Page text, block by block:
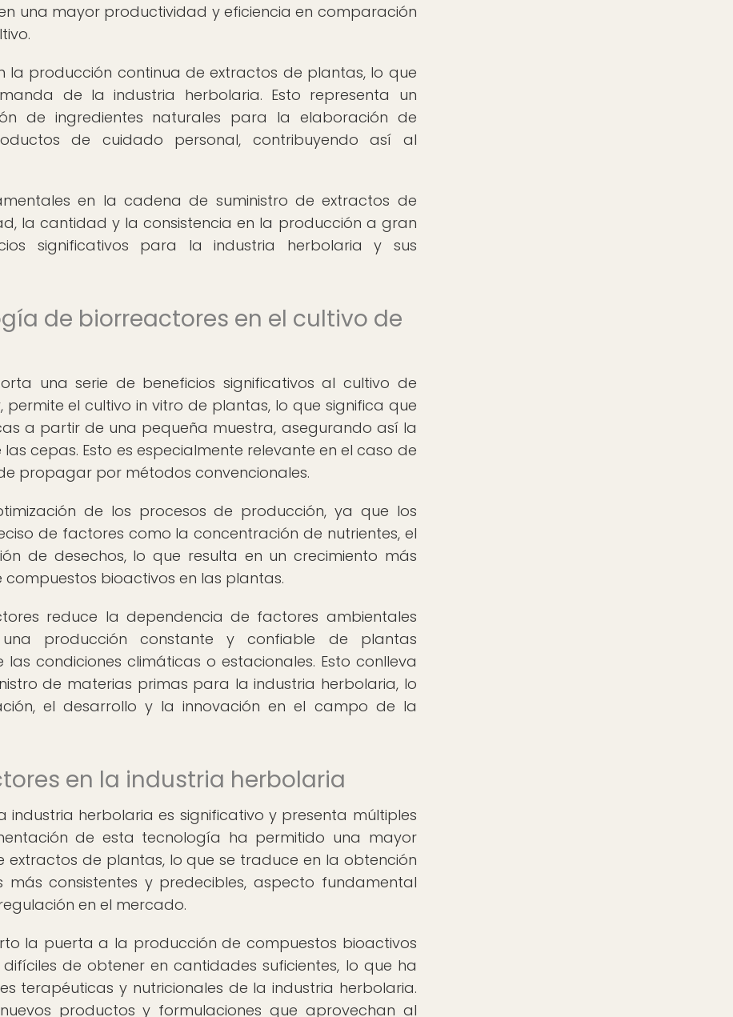
una mayor productividad y eficiencia en comparación
la producción continua de extractos de plantas, lo que
de la industria herbolaria. Esto representa un
de ingredientes naturales para la elaboración de
de cuidado personal, contribuyendo así al
en la cadena de suministro de extractos de
la cantidad y la consistencia en la producción a gran
significativos para la industria herbolaria y sus
de biorreactores en el cultivo de
una serie de beneficios significativos al cultivo de
permite el cultivo in vitro de plantas, lo que significa que
a partir de una pequeña muestra, asegurando así la
cepas. Esto es especialmente relevante en el caso de
propagar por métodos convencionales.
de los procesos de producción, ya que los
de factores como la concentración de nutrientes, el
de desechos, lo que resulta en un crecimiento más
bioactivos en las plantas.
reduce la dependencia de factores ambientales
producción constante y confiable de plantas
condiciones climáticas o estacionales. Esto conlleva
de materias primas para la industria herbolaria, lo
el desarrollo y la innovación en el campo de la
en la industria herbolaria
herbolaria es significativo y presenta múltiples
de esta tecnología ha permitido una mayor
de plantas, lo que se traduce en la obtención
consistentes y predecibles, aspecto fundamental
en el mercado.
la puerta a la producción de compuestos bioactivos
de obtener en cantidades suficientes, lo que ha
terapéuticas y nutricionales de la industria herbolaria.
productos y formulaciones que aprovechan al